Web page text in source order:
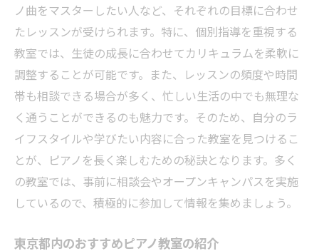
ノ曲をマスターしたい人など、それぞれの目標に合わせ
たレッスンが受けられます。特に、個別指導を重視する
教室では、生徒の成長に合わせてカリキュラムを柔軟に
調整することが可能です。また、レッスンの頻度や時間
帯も相談できる場合が多く、忙しい生活の中でも無理な
く通うことができるのも魅力です。そのため、自分のラ
イフスタイルや学びたい内容に合った教室を見つけるこ
とが、ピアノを長く楽しむための秘訣となります。多く
の教室では、事前に相談会やオープンキャンパスを実施
しているので、積極的に参加して情報を集めましょう。
東京都内のおすすめピアノ教室の紹介